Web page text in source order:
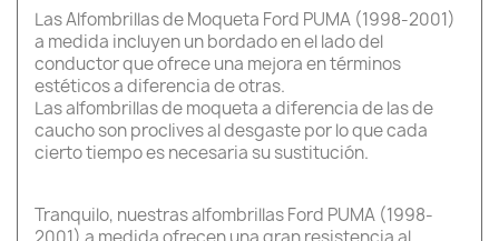
Las Alfombrillas de Moqueta Ford PUMA (1998-2001)
a medida incluyen un bordado en el lado del
conductor que ofrece una mejora en términos
estéticos a diferencia de otras.
Las alfombrillas de moqueta a diferencia de las de
caucho son proclives al desgaste por lo que cada
cierto tiempo es necesaria su sustitución.
Tranquilo, nuestras alfombrillas Ford PUMA (1998-